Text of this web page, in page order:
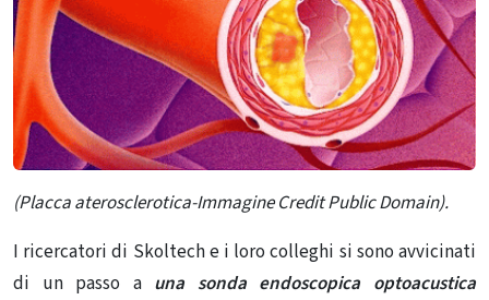
(Placca aterosclerotica-Immagine Credit Public Domain).
I ricercatori di Skoltech e i loro colleghi si sono avvicinati
di un passo auna sonda endoscopica optoacustica